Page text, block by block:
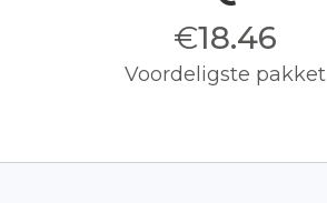
€18.50
Voordeligste pakket